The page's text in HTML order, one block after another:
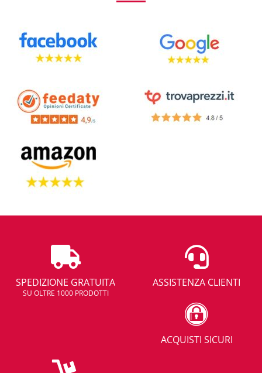
SPEDIZIONE GRATUITA
SU OLTRE 1000 PRODOTTI
ASSISTENZA CLIENTI
ACQUISTI SICURI